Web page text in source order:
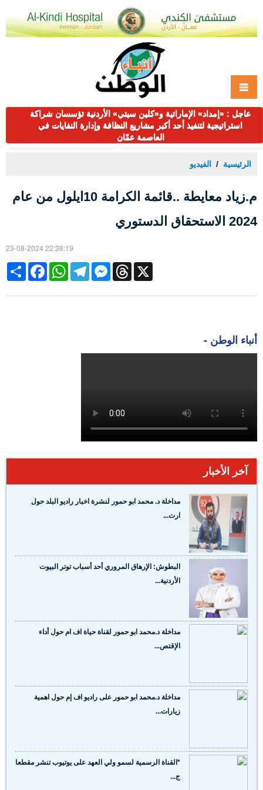
عاجل : «إمداد» الإماراتية و«كلين سيتي» الأردنية تؤسسان شراكة
استراتيجية لتنفيذ أحد أكبر مشاريع النظافة وإدارة النفايات في
العاصمة عمّان
الرئيسية الفيديو
م.زياد معايطة ..قائمة الكرامة 10ايلول من عام
2024 الاستحقاق الدستوري
23-08-2024 22:38:19
Share
FacebookWhatsAppTelegramMessengerThreads X
أنباء الوطن -
آخر الأخبار
مداخلة د. محمد ابو حمور لنشرة اخبار راديو البلد حول
ارت...
البطوش: الإرهاق المروري أحد أسباب توتر البيوت
الأردنية...
مداخلة د.محمد ابو حمور لقناة حياة اف ام حول أداء
الإقتص...
مداخلة د.محمد ابو حمور على راديو اف إم حول اهمية
زيارات...
*القناة الرسمية لسمو ولي العهد على يوتيوب تنشر مقطعا
ج...